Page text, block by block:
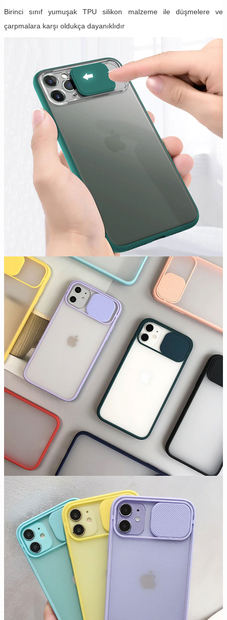
Birinci sınıf yumuşak TPU silikon malzeme ile düşmelere ve
çarpmalara karşı oldukça dayanıklıdır